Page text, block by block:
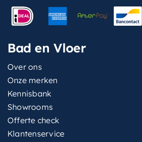
Bad en Vloer
Over ons
Onze merken
Kennisbank
Showrooms
Offerte check
Klantenservice